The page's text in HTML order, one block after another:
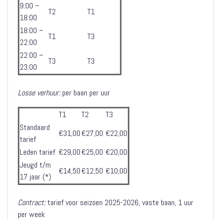
9:00 –
18:00
T2
T1
18:00 –
22:00
T1
T3
22:00 –
23:00
T3 T3
Losse verhuur:per baan per uur
T1 T2
T3
Standaard
tarief
€31,00€27,00 €22,00
Leden tarief €29,00€25,00 €20,00
Jeugd t/m
17 jaar (*)
€14,50€12,50 €10,00
Contract:tarief voor seizoen 2025-2026, vaste baan, 1 uur
per week